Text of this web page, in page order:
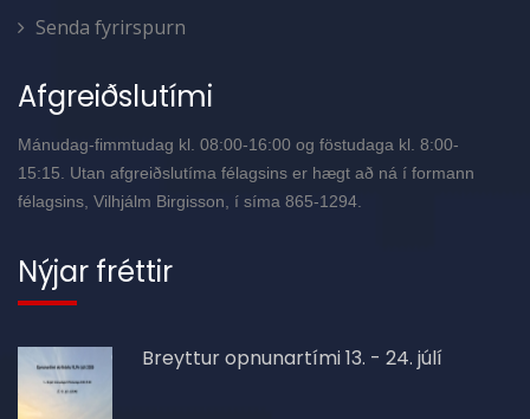
Senda fyrirspurn
Afgreiðslutími
Mánudag-fimmtudag kl. 08:00-16:00 og föstudaga kl. 8:00-
15:15. Utan afgreiðslutíma félagsins er hægt að ná í formann
félagsins, Vilhjálm Birgisson, í síma 865-1294.
Nýjar fréttir
Breyttur opnunartími 13. - 24. júlí